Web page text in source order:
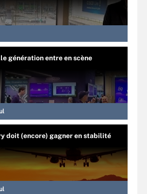
génération entre en scène
doit (encore) gagner en stabilité